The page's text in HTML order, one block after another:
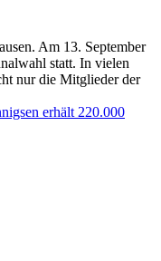
Am 13. September
statt. In vielen
nur die Mitglieder der
erhält 220.000